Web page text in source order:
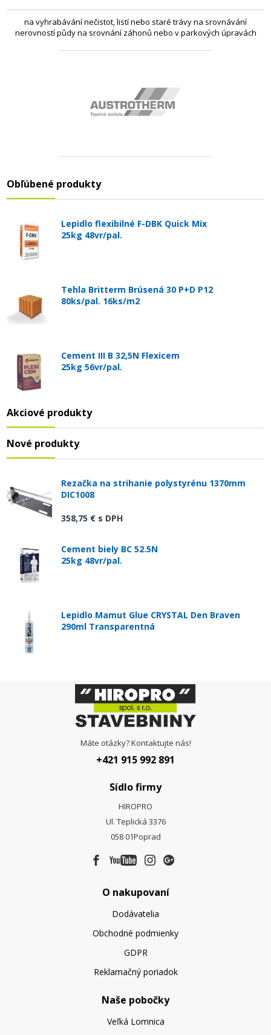
na vyhrabávání nečistot, listí nebo staré trávy na srovnávání
nerovností půdy na srovnání záhonů nebo v parkových úpravách
Obľúbené produkty
Lepidlo flexibilné F-DBK Quick Mix
25kg 48vr/pal.
Tehla Britterm Brúsená 30 P+D P12
80ks/pal. 16ks/m2
Cement III B 32,5N Flexicem
25kg 56vr/pal.
Akciové produkty
Nové produkty
Rezačka na strihanie polystyrénu 1370mm
DIC1008
358,75 € s DPH
Cement biely BC 52.5N
25kg 48vr/pal.
Lepidlo Mamut Glue CRYSTAL Den Braven
290ml Transparentná
Máte otázky? Kontaktujte nás!
+421 915 992 891
Sídlo firmy
HIROPRO
Ul. Teplická 3376
058 01Poprad
O nakupovaní
Dodávatelia
Obchodné podmienky
GDPR
Reklamačný poriadok
Naše pobočky
Veľká Lomnica